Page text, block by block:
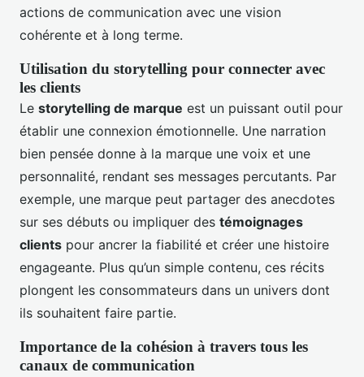
actions de communication avec une vision
cohérente et à long terme.
Utilisation du storytelling pour connecter avec
les clients
Le storytelling de marque est un puissant outil pour
établir une connexion émotionnelle. Une narration
bien pensée donne à la marque une voix et une
personnalité, rendant ses messages percutants. Par
exemple, une marque peut partager des anecdotes
sur ses débuts ou impliquer des témoignages
clients pour ancrer la fiabilité et créer une histoire
engageante. Plus qu’un simple contenu, ces récits
plongent les consommateurs dans un univers dont
ils souhaitent faire partie.
Importance de la cohésion à travers tous les
canaux de communication